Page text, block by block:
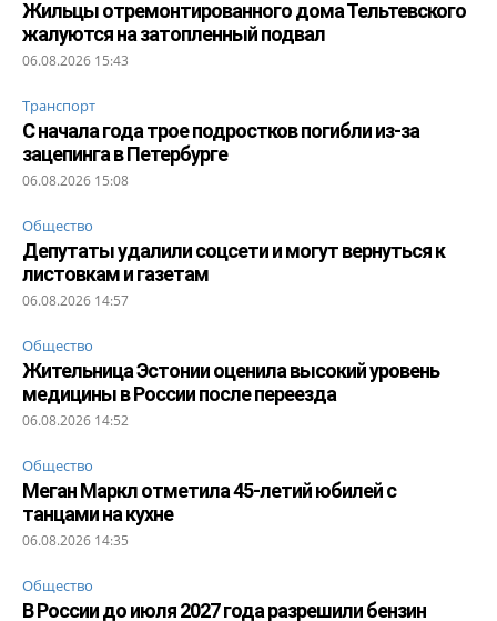
Жильцы отремонтированного дома Тельтевского
жалуются на затопленный подвал
06.08.2026 15:43
Транспорт
С начала года трое подростков погибли из-за
зацепинга в Петербурге
06.08.2026 15:08
Общество
Депутаты удалили соцсети и могут вернуться к
листовкам и газетам
06.08.2026 14:57
Общество
Жительница Эстонии оценила высокий уровень
медицины в России после переезда
06.08.2026 14:52
Общество
Меган Маркл отметила 45-летий юбилей с
танцами на кухне
06.08.2026 14:35
Общество
В России до июля 2027 года разрешили бензин